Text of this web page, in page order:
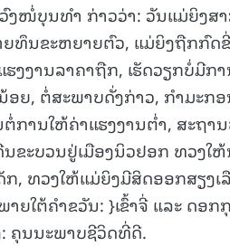
ງໜໍ່ບຸນທໍາ ກ່າວວ່າ: ວັນແມ່ຍິງສ
ຍທຶນຂະຫຍາຍຕົວ, ແມ່ຍິງຖືກກົ
ຮງງານລາຄາຖືກ, ເຮັດວຽກບໍ່ມີ
ອຍ, ຕໍ່ສະພາບດັ່ງກ່າວ, ກໍາມະ
ການໃຫ້ຄ່າແຮງງານຕໍ່າ, ສະຖ
ນຂະບວນຢູ່ເມືອງນິວຢອກ ທວງ
ກ, ທວງໃຫ້ແມ່ຍິງມີສິດອອກສຽງ
ຍໃຕ້ຄໍາຂວັນ: }ເຂົ້າຈີ່ ແລະ ດອ
ຄຸນນະພາບຊີວິດທີ່ດີ.